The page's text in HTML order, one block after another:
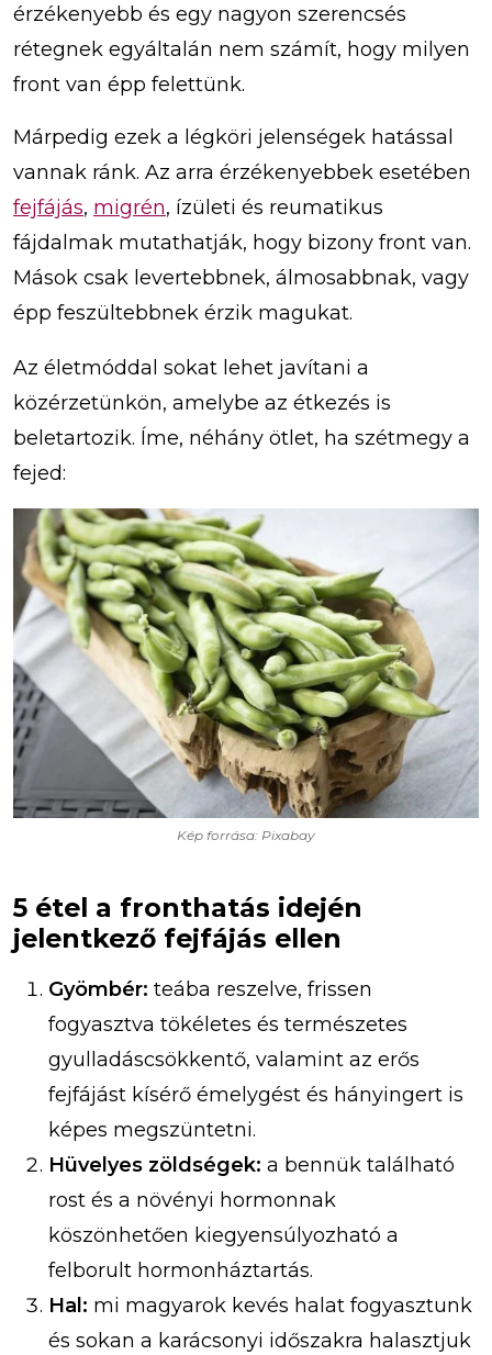
érzékenyebb és egy nagyon szerencsés
rétegnek egyáltalán nem számít, hogy milyen
front van épp felettünk.
Márpedig ezek a légköri jelenségek hatással
vannak ránk. Az arra érzékenyebbek esetében
fejfájás, migrén, ízületi és reumatikus
fájdalmak mutathatják, hogy bizony front van.
Mások csak levertebbnek, álmosabbnak, vagy
épp feszültebbnek érzik magukat.
Az életmóddal sokat lehet javítani a
közérzetünkön, amelybe az étkezés is
beletartozik. Íme, néhány ötlet, ha szétmegy a
fejed:
Kép forrása: Pixabay
5 étel a fronthatás idején
jelentkező fejfájás ellen
Gyömbér: teába reszelve, frissen
fogyasztva tökéletes és természetes
gyulladáscsökkentő, valamint az erős
fejfájást kísérő émelygést és hányingert is
képes megszüntetni.
Hüvelyes zöldségek: a bennük található
rost és a növényi hormonnak
köszönhetően kiegyensúlyozható a
felborult hormonháztartás.
Hal: mi magyarok kevés halat fogyasztunk
és sokan a karácsonyi időszakra halasztjuk